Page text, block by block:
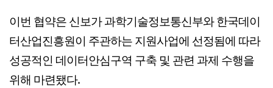
이번 협약은 신보가 과학기술정보통신부와 한국데이
터산업진흥원이 주관하는 지원사업에 선정됨에 따라
성공적인 데이터안심구역 구축 및 관련 과제 수행을
위해 마련됐다.